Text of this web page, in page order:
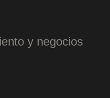
y negocios